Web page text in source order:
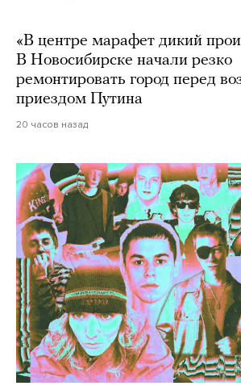
«В центре марафет дикий
В Новосибирске начали резко
ремонтировать город перед
приездом Путина
20 часов назад